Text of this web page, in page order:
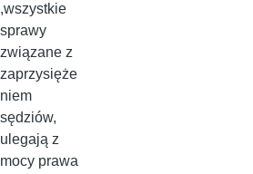
,wszystkie
sprawy
związane z
zaprzysięże
niem
sędziów,
ulegają z
mocy prawa